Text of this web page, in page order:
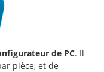
de PC. Il
pièce, et de